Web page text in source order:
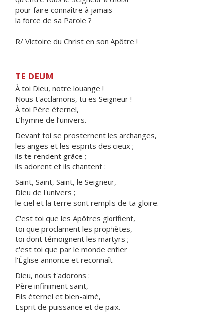
pour faire connaître à jamais
la force de sa Parole ?
R/ Victoire du Christ en son Apôtre !
TE DEUM
À toi Dieu, notre louange !
Nous t'acclamons, tu es Seigneur !
À toi Père éternel,
L’hymne de l’univers.
Devant toi se prosternent les archanges,
les anges et les esprits des cieux ;
ils te rendent grâce ;
ils adorent et ils chantent :
Saint, Saint, Saint, le Seigneur,
Dieu de l'univers ;
le ciel et la terre sont remplis de ta gloire.
C'est toi que les Apôtres glorifient,
toi que proclament les prophètes,
toi dont témoignent les martyrs ;
c'est toi que par le monde entier
l'Église annonce et reconnaît.
Dieu, nous t'adorons :
Père infiniment saint,
Fils éternel et bien-aimé,
Esprit de puissance et de paix.